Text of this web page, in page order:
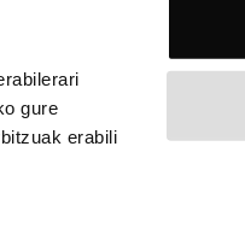
gure
erabili